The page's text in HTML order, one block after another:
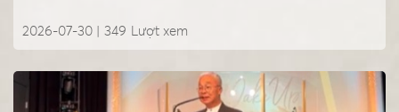
2026-07-30 | Lượt xem
349